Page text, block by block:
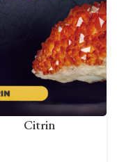
Citrin